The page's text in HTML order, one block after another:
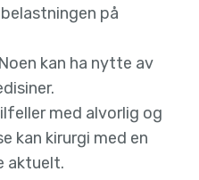
på
Noen kan ha nytte av
med alvorlig og
kan kirurgi med en
aktuelt.